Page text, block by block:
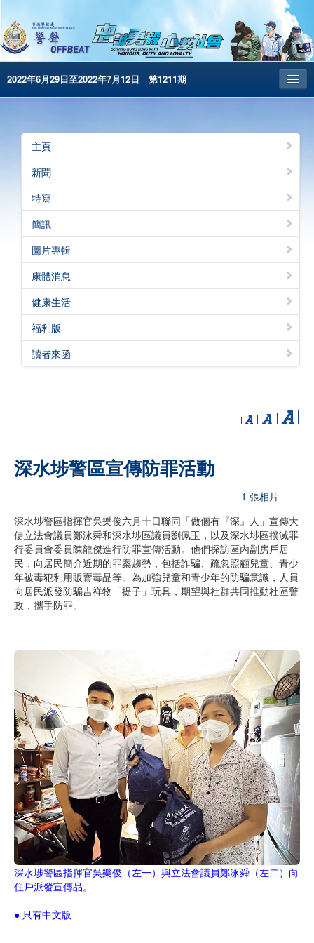
2022年6月29日至2022年7月12日 第1211期
昔日警聲
警務處主頁
简体版
English
電子書版
警聲特刊
主頁
新聞
特寫
簡訊
圖片專輯
康體消息
健康生活
福利版
讀者來函
深水埗警區宣傳防罪活動
1 張相片
深水埗警區指揮官吳樂俊六月十日聯同「做個有『深』人」宣傳大
使立法會議員鄭泳舜和深水埗區議員劉佩玉，以及深水埗區撲滅罪
行委員會委員陳龍傑進行防罪宣傳活動。他們探訪區內劏房戶居
民，向居民簡介近期的罪案趨勢，包括詐騙、疏忽照顧兒童、青少
年被毒犯利用販賣毒品等。為加強兒童和青少年的防騙意識，人員
向居民派發防騙吉祥物「提子」玩具，期望與社群共同推動社區警
政，攜手防罪。
深水埗警區指揮官吳樂俊（左一）與立法會議員鄭泳舜（左二）向
住戶派發宣傳品。
● 只有中文版